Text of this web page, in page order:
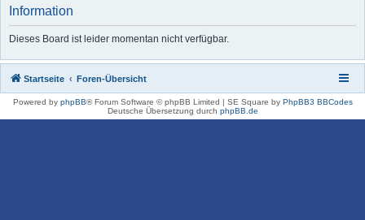
Information
Dieses Board ist leider momentan nicht verfügbar.
Startseite Foren-Übersicht
Powered by phpBB® Forum Software © phpBB Limited | SE Square by PhpBB3 BBCodes
Deutsche Übersetzung durch phpBB.de